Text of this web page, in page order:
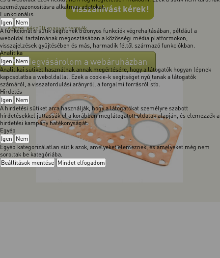
személyazonosításra alkalmas adatokat.
Funkcionális
Igen Nem
A funkcionális sütik segítenek bizonyos funkciók végrehajtásában, például a
weboldal tartalmának megosztásában a közösségi média platformokon,
visszajelzések gyűjtésében és más, harmadik féltől származó funkciókban.
Analitika
Igen Nem
Analitikai sütiket használnak annak megértésére, hogy a látogatók hogyan lépnek
kapcsolatba a weboldallal. Ezek a cookie-k segítséget nyújtanak a látogatók
számáról, a visszafordulási arányról, a forgalmi forrásról stb.
Hirdetés
Igen Nem
A hirdetési sütiket arra használják, hogy a látogatókat személyre szabott
hirdetésekkel juttassák el a korábban meglátogatott oldalak alapján, és elemezzék a
hirdetési kampány hatékonyságát.
Egyéb
Igen Nem
Egyéb kategorizálatlan sütik azok, amelyeket elemeznek, és amelyeket még nem
soroltak be kategóriába.
Beállítások mentése Mindet elfogadom
Visszahívást kérek!
Kézzel készült magyar termék.
Megvásárolom a webáruházban